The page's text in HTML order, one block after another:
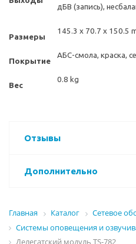
дБВ (запись),
Размеры
145.3 x 70.7 x 150.5
Покрытие
АБС-смола, краска,
Вес
0.8 kg
Отзывы
Дополнительно
Главная Каталог
Сетевое
Системы оповещения и
Делегатский модуль TS-782